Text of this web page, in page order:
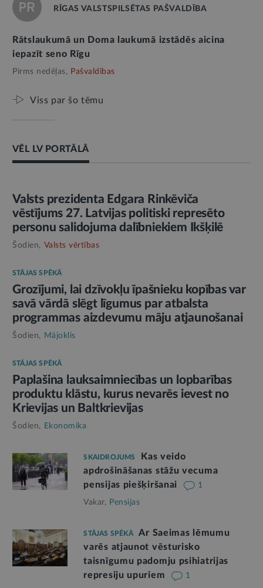
RĪGAS VALSTSPILSĒTAS PAŠVALDĪBA
Rātslaukumā un Doma laukumā izstādēs aicina
iepazīt seno Rīgu
Pirms nedēļas, Pašvaldības
Viss par šo tēmu
VĒL LV PORTĀLĀ
AMATPERSONAS RUNA
Valsts prezidenta Edgara Rinkēviča
vēstījums 27. Latvijas politiski represēto
personu salidojuma dalībniekiem Ikšķilē
Šodien, Valsts vērtības
STĀJAS SPĒKĀ
Grozījumi, lai dzīvokļu īpašnieku kopības var
savā vārdā slēgt līgumus par atbalsta
programmas aizdevumu māju atjaunošanai
Šodien, Mājoklis
STĀJAS SPĒKĀ
Paplašina lauksaimniecības un lopbarības
produktu klāstu, kurus nevarēs ievest no
Krievijas un Baltkrievijas
Šodien, Ekonomika
SKAIDROJUMS
Kas veido
apdrošināšanas stāžu vecuma
pensijas piešķiršanai
1
Vakar, Pensijas
STĀJAS SPĒKĀ
Ar Saeimas lēmumu
varēs atjaunot vēsturisko
taisnīgumu padomju psihiatrijas
represiju upuriem
1